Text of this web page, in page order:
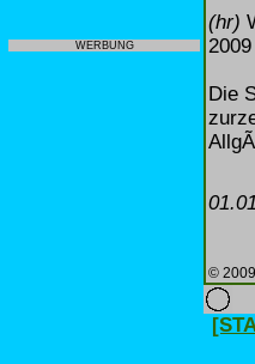
WERBUNG
(hr)
Die
©